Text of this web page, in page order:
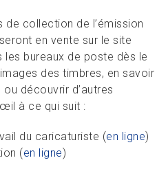
collection de l’émission
en vente sur le site
les bureaux de poste dès le
des timbres, en savoir
découvrir d’autres
à ce qui suit :
du caricaturiste (en ligne)
(en ligne)